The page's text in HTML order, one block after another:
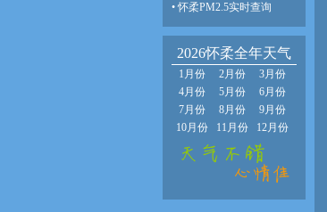
•怀柔PM2.5实时查询
2026怀柔全年天气
1月份 2月份
3月份
4月份
5月份
6月份
7月份
8月份
9月份
10月份
11月份 12月份